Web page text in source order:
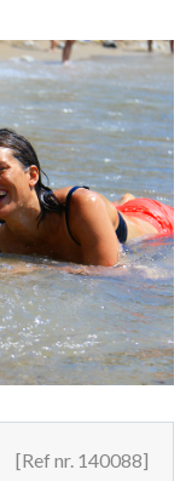
[Ref nr. 140088]